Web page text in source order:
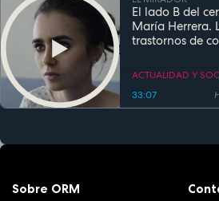
El lado B del
María Herrera.
trastornos de
ACTUALIDAD Y
33:07
Sobre ORM